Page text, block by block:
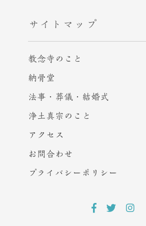
サイトマップ
教念寺のこと
納骨堂
法事・葬儀・結婚式
浄土真宗のこと
アクセス
お問合わせ
プライバシー ポリシー